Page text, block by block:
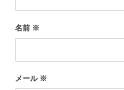
名前 ※
メール ※